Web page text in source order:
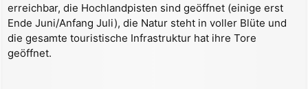
erreichbar, die Hochlandpisten sind geöffnet (einige erst
Ende Juni/Anfang Juli), die Natur steht in voller Blüte und
die gesamte touristische Infrastruktur hat ihre Tore
geöffnet.